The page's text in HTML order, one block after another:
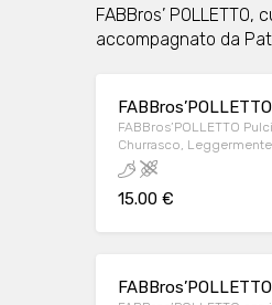
FABBros’
accompagnato da
FABBros’POLLETTO
Churrasco,
integrale tostato.
15.00 €